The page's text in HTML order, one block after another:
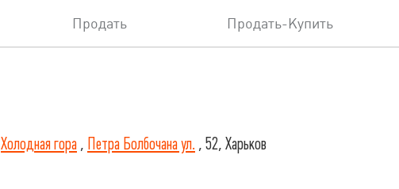
Продать Продать-Купить
Холодная гора , Петра Болбочана ул. , 52, Харьков